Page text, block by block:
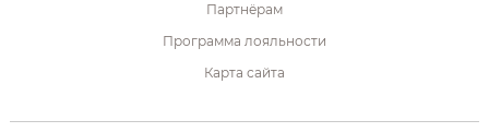
Партнёрам
Программа лояльности
Карта сайта